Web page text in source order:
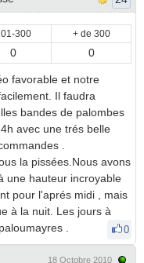
300 + de 300
0 0
favorable et notre
Il faudra
bandes de palombes
avec une trés belle
.
la pissées.Nous avons
une hauteur incroyable
pour l'aprés midi , mais
à la nuit. Les jours à
.
0
18 Octobre 2010